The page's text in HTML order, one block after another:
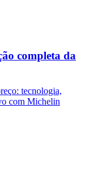
completa da
tecnologia,
com Michelin